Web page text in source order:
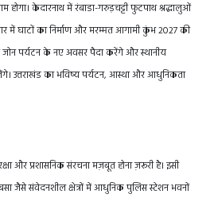
केदारनाथ में रंबाडा-गरुड़चट्टी फुटपाथ श्रद्धालुओं
में घाटों का निर्माण और मरम्मत आगामी कुंभ 2027 की
जोन पर्यटन के नए अवसर पैदा करेंगे और स्थानीय
उत्तराखंड का भविष्य पर्यटन, आस्था और आधुनिकता
और प्रशासनिक संरचना मज़बूत होना ज़रूरी है। इसी
जैसे संवेदनशील क्षेत्रों में आधुनिक पुलिस स्टेशन भवनों